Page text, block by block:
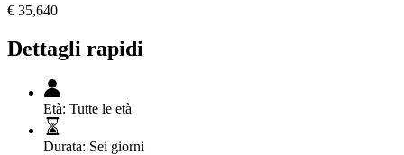
€ 35,640
Dettagli rapidi
Età: Tutte le età
Durata: Sei giorni